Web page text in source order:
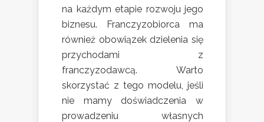
na każdym etapie rozwoju jego
biznesu. Franczyzobiorca ma
również obowiązek dzielenia się
przychodami z
franczyzodawcą. Warto
skorzystać z tego modelu, jeśli
nie mamy doświadczenia w
prowadzeniu własnych